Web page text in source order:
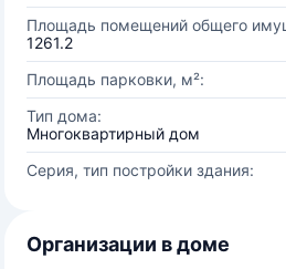
Площадь помещений общего
1261.2
Площадь парковки, м²:
Тип дома:
Многоквартирный дом
Серия, тип постройки здания:
Организации в доме